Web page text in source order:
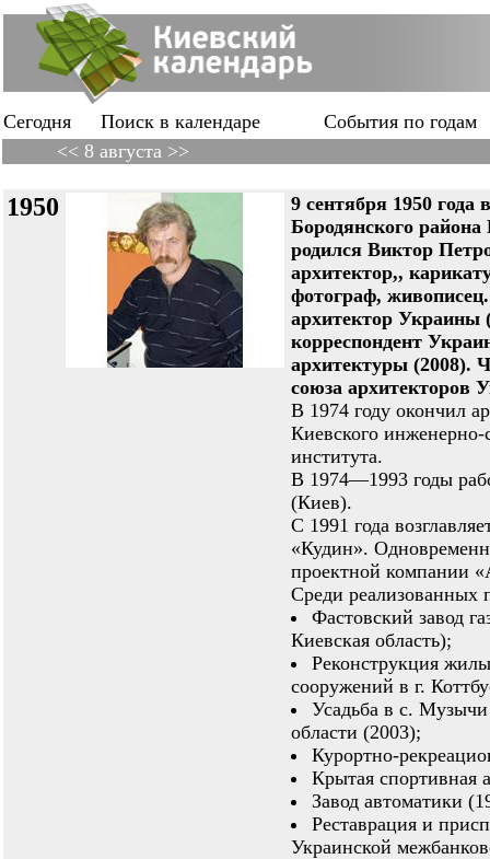
Сегодня Поиск в календаре
События по годам
<< 8 августа >>
1950
9 сентября 1950 года
Бородянского района
родился Виктор
архитектор,,
фотограф,
архитектор Украины
корреспондент
архитектуры (2008).
союза архитекторов
В 1974 году окончил
Киевского инженерно-
института.
В 1974—1993 годы
(Киев).
С 1991 года
«Кудин».
проектной компании
Среди реализованных
Фастовский завод
Киевская область);
Реконструкция
сооружений в г.
Усадьба в с.
области (2003);
Курортно-
Крытая спортивная
Завод автоматики
Реставрация и
Украинской